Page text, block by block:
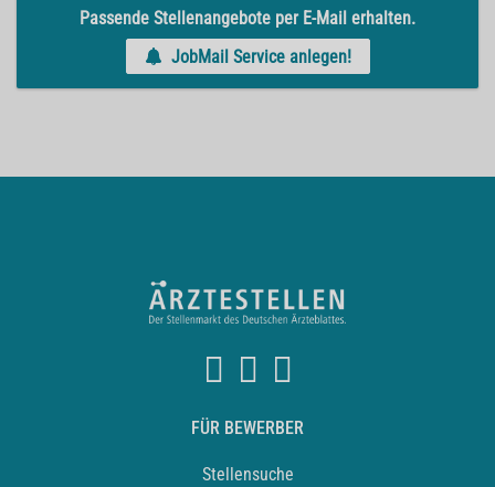
Passende Stellenangebote per E-Mail erhalten.
JobMail Service anlegen!
FÜR BEWERBER
Stellensuche